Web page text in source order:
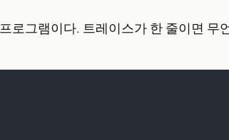
그램이다. 트레이스가 한 줄이면 무